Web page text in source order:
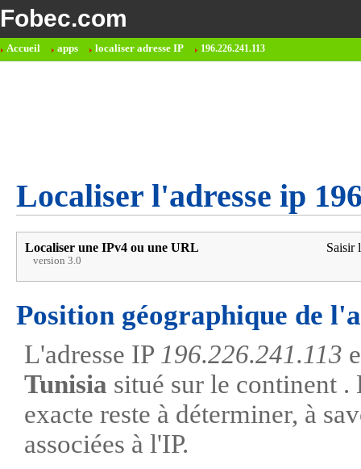
Fobec.com
Accueil apps localiser adresse IP 196.226.241.113
Localiser l'adresse ip
Localiser une IPv4 ou une URL
version 3.0
Saisir
Position géographique de
L'adresse IP 196.226.241.113
Tunisia situé sur le continent
exacte reste à déterminer, à
associées à l'IP.